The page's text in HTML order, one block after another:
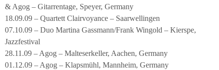
& Agog – Gitarrentage, Speyer, Germany
18.09.09 – Quartett Clairvoyance – Saarwellingen
07.10.09 – Duo Martina Gassmann/Frank Wingold – Kierspe,
Jazzfestival
28.11.09 – Agog – Malteserkeller, Aachen, Germany
01.12.09 – Agog – Klapsmühl, Mannheim, Germany